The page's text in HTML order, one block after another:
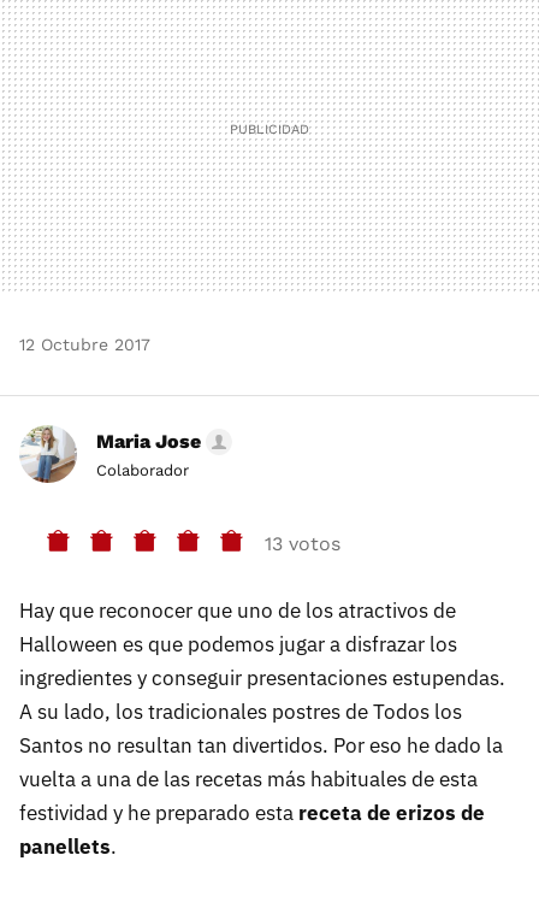
12 Octubre 2017
Maria Jose
Colaborador
13 votos
Hay que reconocer que uno de los atractivos de
Halloween es que podemos jugar a disfrazar los
ingredientes y conseguir presentaciones estupendas.
A su lado, los tradicionales postres de Todos los
Santos no resultan tan divertidos. Por eso he dado la
vuelta a una de las recetas más habituales de esta
festividad y he preparado esta receta de erizos de
panellets.